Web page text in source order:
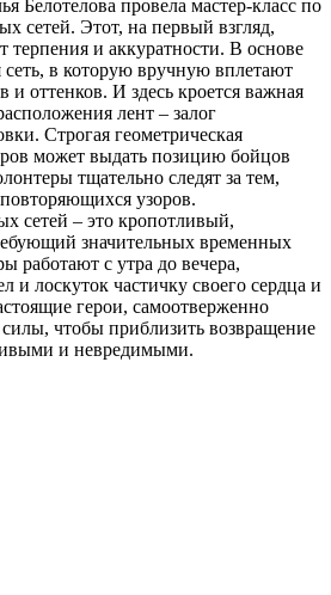
Белотелова провела мастер-класс по
сетей. Этот, на первый взгляд,
терпения и аккуратности. В основе
в которую вручную вплетают
и оттенков. И здесь кроется важная
лент – залог
Строгая геометрическая
может выдать позицию бойцов
тщательно следят за тем,
узоров.
сетей – это кропотливый,
значительных временных
работают с утра до вечера,
и лоскуток частичку своего сердца и
герои, самоотверженно
чтобы приблизить возвращение
и невредимыми.